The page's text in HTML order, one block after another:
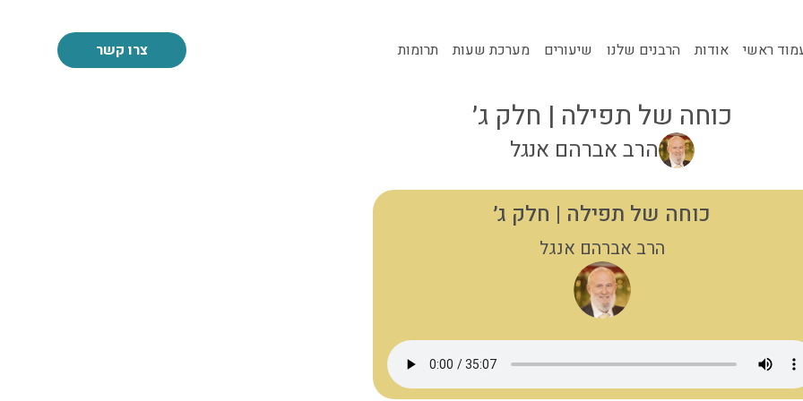
ראשי אודות הרבנים שלנו שיעורים מערכת שעות תרומות צרו קשר
כוחה של תפילה | חלק ג׳
הרב אברהם אנגל
כוחה של תפילה | חלק ג׳
הרב אברהם אנגל